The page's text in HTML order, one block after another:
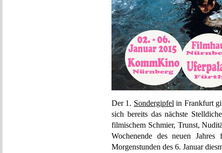
Der 1. Sondergipfel in Frankfurt
sich bereits das nächste
filmischem Schmier, Trunst,
Wochenende des neuen
Morgenstunden des 6. Januar